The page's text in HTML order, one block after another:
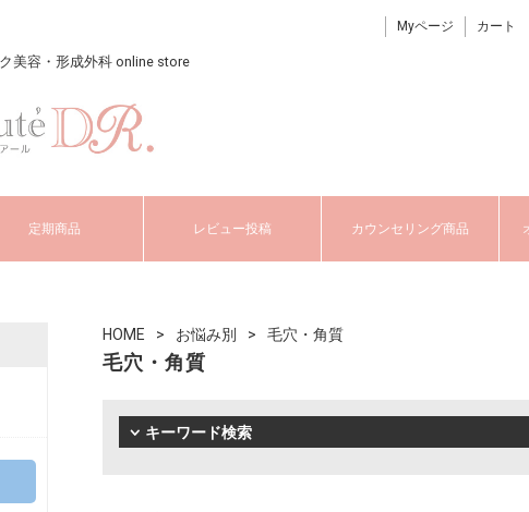
Myページ カート
美容・形成外科 online store
定期商品 レビュー投稿 カウンセリング商品
HOME お悩み別 毛穴・角質
毛穴・角質
キーワード検索